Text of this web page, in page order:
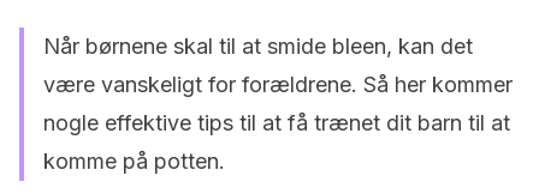
Når børnene skal til at smide bleen, kan det
være vanskeligt for forældrene. Så her kommer
nogle effektive tips til at få trænet dit barn til at
komme på potten.